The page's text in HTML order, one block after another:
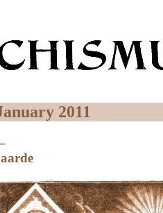
2011